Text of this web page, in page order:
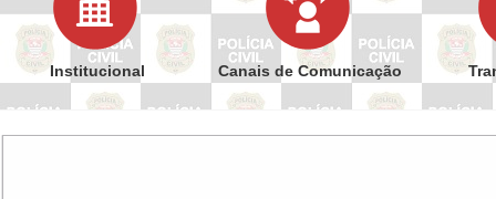
Institucional Canais de Comunicação